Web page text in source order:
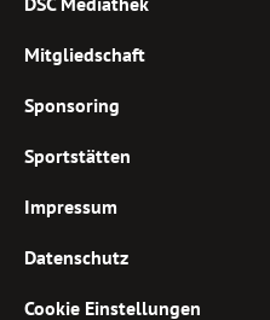
Mitgliedschaft
Sponsoring
Sportstätten
Impressum
Datenschutz
Cookie Einstellungen